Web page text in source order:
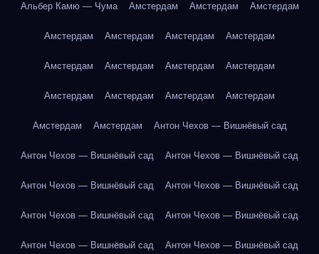
Альбер Камю — Чума Амстердам Амстердам Амстердам
Амстердам Амстердам Амстердам Амстердам
Амстердам Амстердам Амстердам Амстердам
Амстердам Амстердам Амстердам Амстердам
Амстердам Амстердам Антон Чехов — Вишнёвый сад
Антон Чехов — Вишнёвый сад Антон Чехов — Вишнёвый сад
Антон Чехов — Вишнёвый сад Антон Чехов — Вишнёвый сад
Антон Чехов — Вишнёвый сад Антон Чехов — Вишнёвый сад
Антон Чехов — Вишнёвый сад Антон Чехов — Вишнёвый сад